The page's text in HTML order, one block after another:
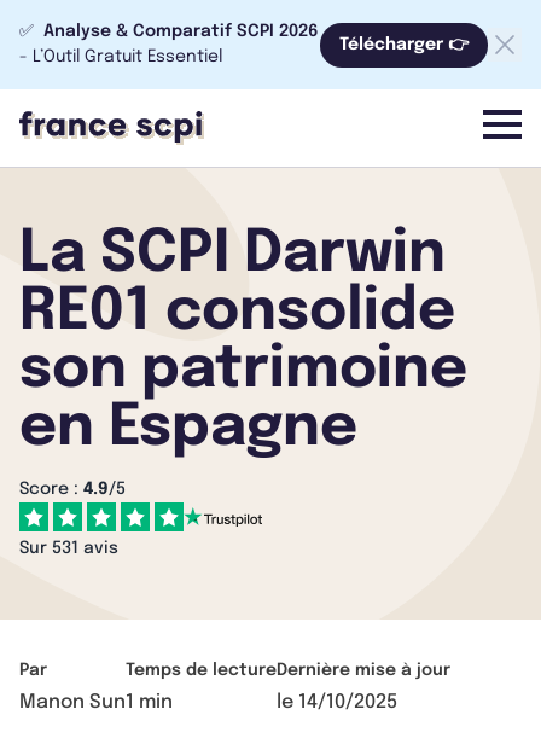
✅ Analyse & Comparatif SCPI 2026
- L’Outil Gratuit Essentiel
Télécharger 👉
menu
La SCPI Darwin
RE01 consolide
son patrimoine
en Espagne
Score : 4.9/5
Sur 531 avis
Par
Manon Sun
Temps de lecture
1 min
Dernière mise à jour
le 14/10/2025